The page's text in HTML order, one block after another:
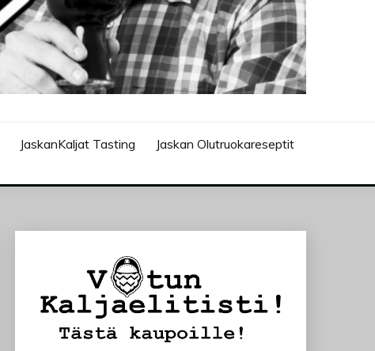
JaskanKaljat Tasting
Jaskan Olutruokareseptit